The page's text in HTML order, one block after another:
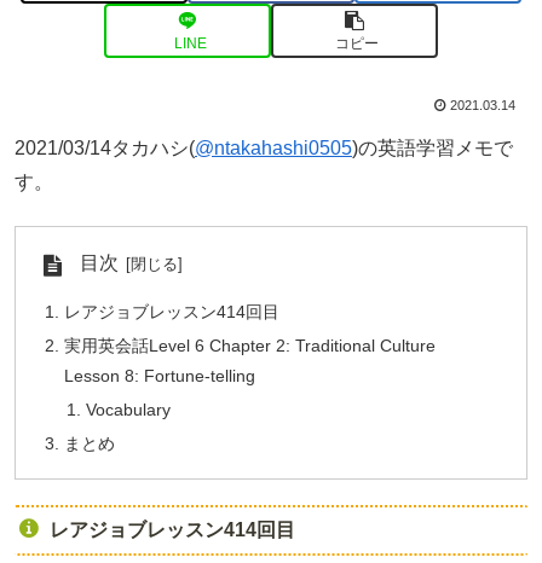
LINE コピー
2021.03.14
2021/03/14タカハシ(@ntakahashi0505)の英語学習メモで
す。
目次
レアジョブレッスン414回目
実用英会話Level 6 Chapter 2: Traditional Culture
Lesson 8: Fortune-telling
Vocabulary
まとめ
レアジョブレッスン414回目